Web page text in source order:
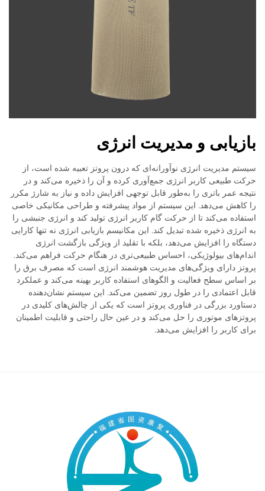
بازیابی و مدیریت انرژی
سیستم مدیریت انرژی نوآورانه‌ای که درون پروتز تعبیه شده است، از
حرکت طبیعی کاربر انرژی جمع‌آوری کرده و آن را ذخیره می‌کند و در
نتیجه عمر باتری را به‌طور قابل توجهی افزایش داده و نیاز به شارژ مکرر
را کاهش می‌دهد. این سیستم از مواد پیشرفته و طراحی مکانیکی خاصی
استفاده می‌کند تا از حرکت گام کاربر انرژی تولید کند و انرژی جنبشی را
به انرژی ذخیره شده تبدیل کند. این مکانیسم بازیابی انرژی نه تنها کارایی
دستگاه را افزایش می‌دهد، بلکه با تقلید از ویژگی بازگشت انرژی
اندام‌های بیولوژیکی، احساس طبیعی‌تری در هنگام حرکت فراهم می‌کند.
پروتز دارای ویژگی‌های مدیریت هوشمند انرژی است که مصرف برق را
بر اساس سطح فعالیت و الگوهای استفاده کاربر بهینه می‌کند و عملکرد
قابل اعتمادی را در طول روز تضمین می‌کند. این سیستم نشان‌دهنده
دستاورد بزرگی در فناوری پروتز است که یکی از چالش‌های کلیدی در
پروتزهای موتوری را حل می‌کند و در عین حال راحتی و قابلیت اطمینان
برای کاربر را افزایش می‌دهد.